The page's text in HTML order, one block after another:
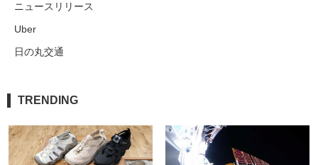
ニュースリリース
Uber
日の丸交通
TRENDING